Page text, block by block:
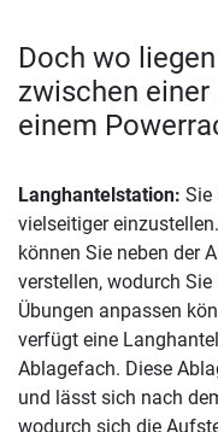
Doch wo
zwischen
einem
Langhantelstation: Sie
vielseitiger
können Sie neben der
verstellen, wodurch
Übungen anpassen
verfügt eine
Ablagefach. Diese
und lässt sich nach
wodurch sich die